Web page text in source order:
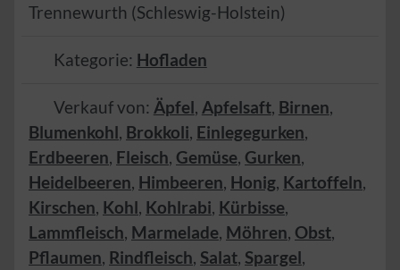
Trennewurth (Schleswig-Holstein)
Kategorie: Hofladen
Verkauf von: Äpfel, Apfelsaft, Birnen,
Blumenkohl, Brokkoli, Einlegegurken,
Erdbeeren, Fleisch, Gemüse, Gurken,
Heidelbeeren, Himbeeren, Honig, Kartoffeln,
Kirschen, Kohl, Kohlrabi, Kürbisse,
Lammfleisch, Marmelade, Möhren, Obst,
Pflaumen, Rindfleisch, Salat, Spargel,